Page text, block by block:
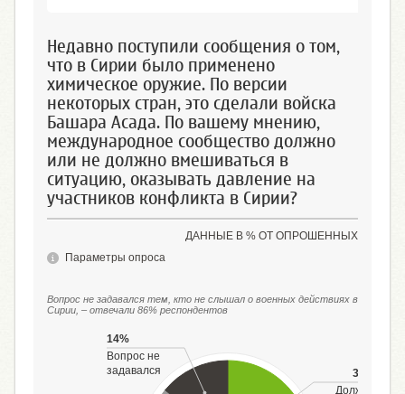
Недавно поступили сообщения о том,
что в Сирии было применено
химическое оружие. По версии
некоторых стран, это сделали войска
Башара Асада. По вашему мнению,
международное сообщество должно
или не должно вмешиваться в
ситуацию, оказывать давление на
участников конфликта в Сирии?
ДАННЫЕ В % ОТ ОПРОШЕННЫХ
Параметры опроса
Вопрос не задавался тем, кто не слышал о военных действиях в
Сирии, – отвечали 86% респондентов
32%
Должно
14%
Вопрос не
задавался